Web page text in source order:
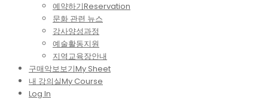
예약하기Reservation
문화 관련 뉴스
강사양성과정
예술활동지원
지역교육장안내
구매악보보기My Sheet
내 강의실My Course
Log In